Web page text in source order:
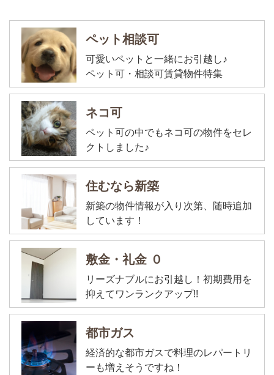
ペット相談可
可愛いペットと一緒にお引越し♪
ペット可・相談可賃貸物件特集
ネコ可
ペット可の中でもネコ可の物件をセレ
クトしました♪
住むなら新築
新築の物件情報が入り次第、随時追加
しています！
敷金・礼金 ０
リーズナブルにお引越し！初期費用を
抑えてワンランクアップ!!
都市ガス
経済的な都市ガスで料理のレパートリ
ーも増えそうですね！